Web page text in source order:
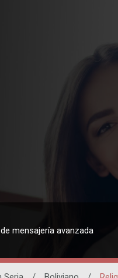
mensajería avanzada